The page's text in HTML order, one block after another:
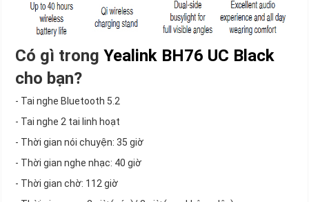
Có gì trong Yealink BH76 UC Black
cho bạn?
- Tai nghe Bluetooth 5.2
- Tai nghe 2 tai linh hoạt
- Thời gian nói chuyện: 35 giờ
- Thời gian nghe nhạc: 40 giờ
- Thời gian chờ: 112 giờ